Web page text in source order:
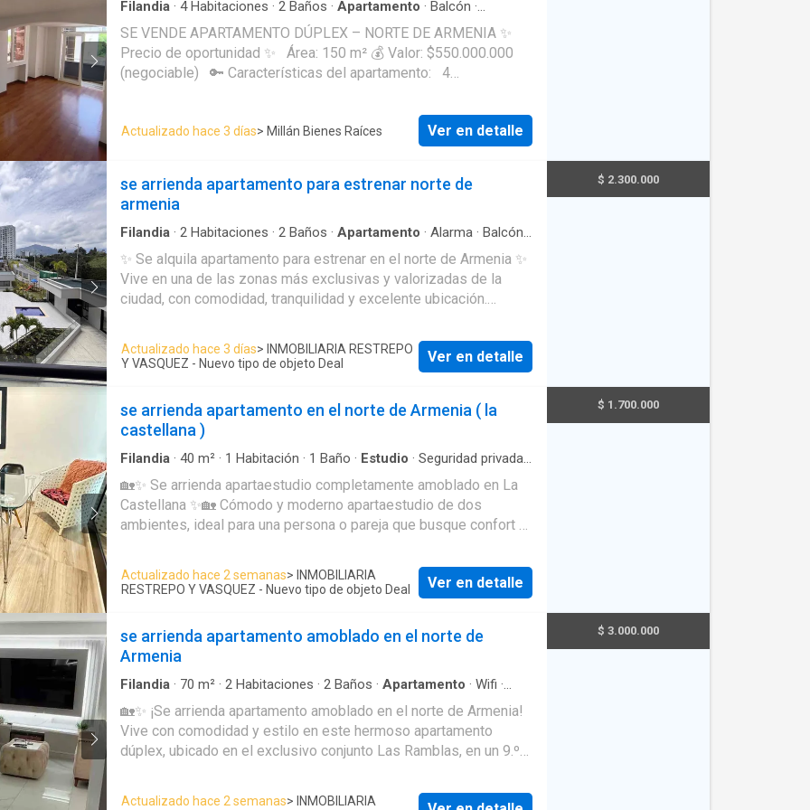
Bienes Raíces Donde tus sueños encuentran su hogar.
Filandia · 4Habitaciones · 2 Baños · Apartamento · Balcón ·
Gas natural
SE VENDE APARTAMENTO DÚPLEX – NORTE DE ARMENIA ✨
Precio de oportunidad ✨ Área: 150 m² 💰 Valor: $550.000.000
(negociable) 🔑 Características del apartamento: 4
vista Apartamento dúplex Ubicación 10/10 – Norte de Armenia
inteligente, seguridad y comodidad para tu día a día. 📲 Ideal
Actualizado hace 3 días> Millán Bienes Raíces Ver en detalle
se arrienda apartamento para estrenar norte de
armenia
Filandia · 2 Habitaciones · 2 Baños · Apartamento · Alarma · Balcón·
panorámica· Cuarto de servicio·Piscina
✨ Se alquila apartamento para estrenar en el norte de Armenia ✨
Vive en una de las zonas más exclusivas y valorizadas de la
ciudad, con comodidad, tranquilidad y excelente ubicación.
Sala – comedor * Cocina integral * Balcón * Patio de ropas *
Parqueadero privado 🚗 🌟 Zonas sociales del conjunto: * Piscina
necesitas. 📲 Contáctanos y agenda tu visita hoy mismo.
Actualizado hace 3 días> INMOBILIARIA RESTREPO
Y VASQUEZ - Nuevo tipo de objeto Deal
Ver en detalle
$ 2.300.000
se arrienda apartamento en el norte de Armenia ( la
castellana )
Filandia · 40 m² · 1 Habitación · 1 Baño · Estudio · Seguridad privada·
discapacidad·Área infantil·Vigilante·Closet
🏡✨ Se arrienda apartaestudio completamente amoblado en La
Castellana ✨🏡 Cómodo y moderno apartaestudio de dos
ambientes, ideal para una persona o pareja que busque confort y
Habitación independiente 🛋️ Sala comedor 🍽️ Cocina integral 🧺
Zona de lavado 📍 Ubicado en el sector La Castellana, cerca de
supermercados, transporte público, restaurantes y zonas
¡Contáctanos y agenda tu visita! En Restrepo & Vásquez
Inmobiliaria te ayudamos a encontrar el espacio ideal para vivir. ✨
3116461885-3325818677
Actualizado hace 2 semanas> INMOBILIARIA
RESTREPO Y VASQUEZ - Nuevo tipo de objeto Deal
Ver en detalle
$ 1.700.000
se arrienda apartamento amoblado en el norte de
Armenia
Filandia · 70 m² · 2 Habitaciones · 2 Baños · Apartamento · Wifi ·
Acceso para personas con discapacidad· Vigilante·Área infantil·
Agua ·Vista panorámica·Gas natural· Cocina integral·Aparcadero
🏡✨ ¡Se arrienda apartamento amoblado en el norte de Armenia!
Vive con comodidad y estilo en este hermoso apartamento
dúplex, ubicado en el exclusivo conjunto Las Ramblas, en un 9.º
Actualizado hace 2 semanas> INMOBILIARIA
$ 3.000.000